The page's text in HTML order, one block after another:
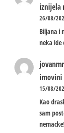
iznijela
26/08/
Biljana i
neka ide
imovini
15/08/
Kao
sam